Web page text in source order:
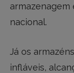
armazenagem
nacional.
Já os
infláveis,